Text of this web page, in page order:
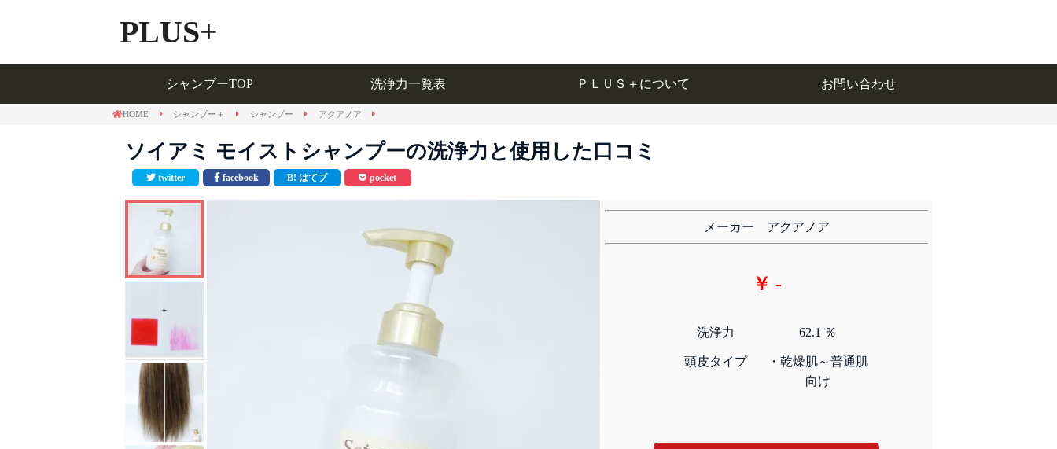
PLUS+
シャンプーTOP 洗浄力一覧表 ＰＬＵＳ＋について お問い合わせ
シャンプーTOP 洗浄力一覧表 ＰＬＵＳ＋について お問い合わせ
HOME シャンプー＋ シャンプー アクアノア
ソイアミ モイストシャンプーの洗浄力と使用した口コミ
メーカー アクアノア
￥ -
洗浄力
頭皮タイプ
62.1 ％
・乾燥肌～普通肌
向け